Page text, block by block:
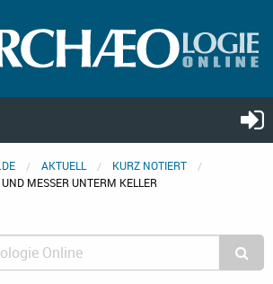
AKTUELL
KURZ NOTIERT
MESSER UNTERM KELLER